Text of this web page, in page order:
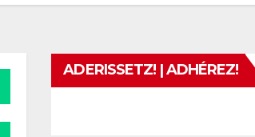
ADERISSETZ! | ADHÉREZ!